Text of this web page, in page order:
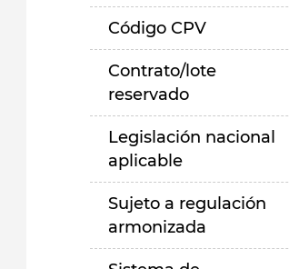
Código CPV
Contrato/lote
reservado
Legislación nacional
aplicable
Sujeto a regulación
armonizada